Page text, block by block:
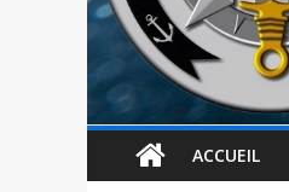
ACCUEIL